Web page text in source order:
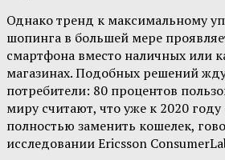
Однако тренд к максимальному
шопинга в большей мере
смартфона вместо наличных или
магазинах. Подобных решений
потребители: 80 процентов
миру считают, что уже к 2020
полностью заменить кошелек,
исследовании Ericsson